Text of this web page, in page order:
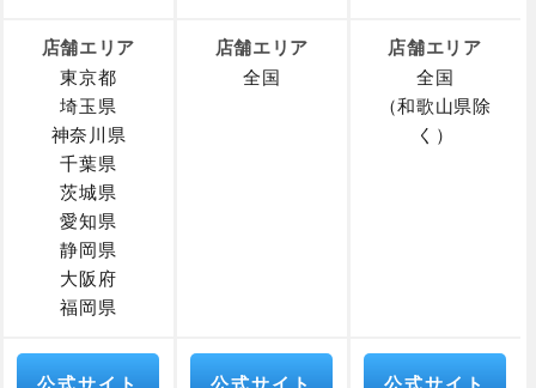
店舗エリア
東京都
埼玉県
神奈川県
千葉県
茨城県
愛知県
静岡県
大阪府
福岡県
店舗エリア
全国
店舗エリア
全国
（和歌山県除
く）
公式サイト 公式サイト 公式サイト